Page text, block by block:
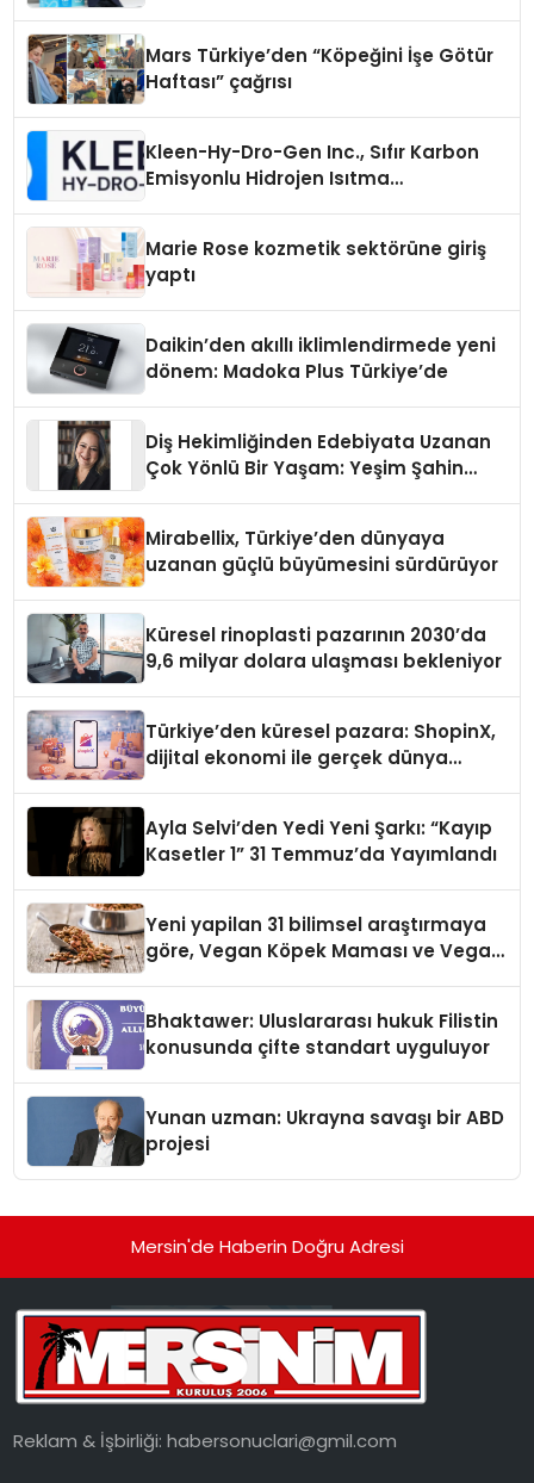
Mars Türkiye’den “Köpeğini İşe Götür
Haftası” çağrısı
Kleen-Hy-Dro-Gen Inc., Sıfır Karbon
Emisyonlu Hidrojen Isıtma
Marie Rose kozmetik sektörüne giriş
yaptı
Daikin’den akıllı iklimlendirmede yeni
dönem: Madoka Plus Türkiye’de
Diş Hekimliğinden Edebiyata Uzanan
Çok Yönlü Bir Yaşam: Yeşim Şahin
Mirabellix, Türkiye’den dünyaya
uzanan güçlü büyümesini sürdürüyor
Küresel rinoplasti pazarının 2030’da
9,6 milyar dolara ulaşması bekleniyor
Türkiye’den küresel pazara: ShopinX,
dijital ekonomi ile gerçek dünya
Ayla Selvi’den Yedi Yeni Şarkı: “Kayıp
Kasetler 1” 31 Temmuz’da Yayımlandı
Yeni yapilan 31 bilimsel araştırmaya
göre, Vegan Köpek Maması ve Vegan
Bhaktawer: Uluslararası hukuk Filistin
konusunda çifte standart uyguluyor
Yunan uzman: Ukrayna savaşı bir ABD
projesi
Mersin'de Haberin Doğru Adresi
Reklam & İşbirliği:habersonuclari@gmil.com